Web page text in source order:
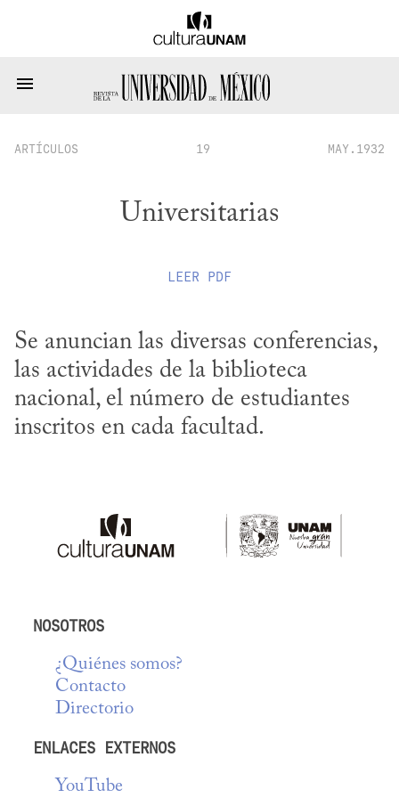
ARTÍCULOS 19 MAY.1932
Universitarias
LEER PDF
Se anuncian las diversas conferencias,
las actividades de la biblioteca
nacional, el número de estudiantes
inscritos en cada facultad.
NOSOTROS
¿Quiénes somos?
Contacto
Directorio
ENLACES EXTERNOS
YouTube